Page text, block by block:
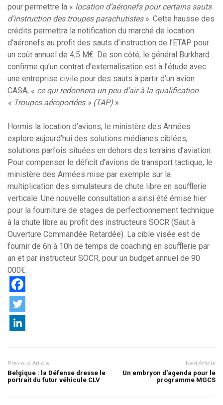
pour permettre la « location d’aéronefs pour certains sauts
d’instruction des troupes parachutistes». Cette hausse des
crédits permettra la notification du marché de location
d’aéronefs au profit des sauts d’instruction de l’ETAP pour
un coût annuel de 4,5 M€. De son côté, le général Burkhard
confirme qu’un contrat d’externalisation est à l’étude avec
une entreprise civile pour des sauts à partir d’un avion
CASA, « ce qui redonnera un peu d’air à la qualification
« Troupes aéroportées » (TAP) ».
Hormis la location d’avions, le ministère des Armées
explore aujourd’hui des solutions médianes ciblées,
solutions parfois situées en dehors des terrains d’aviation.
Pour compenser le déficit d’avions de transport tactique, le
ministère des Armées mise par exemple sur la
multiplication des simulateurs de chute libre en soufflerie
verticale. Une nouvelle consultation a ainsi été émise hier
pour la fourniture de stages de perfectionnement technique
à la chute libre au profit des instructeurs SOCR (Saut à
Ouverture Commandée Retardée). La cible visée est de
fournir de 6h à 10h de temps de coaching en soufflerie par
an et par instructeur SOCR, pour un budget annuel de 90
000€.
Previous Article
Belgique : la Défense dresse le
portrait du futur véhicule CLV
Next Article
Un embryon d'agenda pour le
programme MGCS